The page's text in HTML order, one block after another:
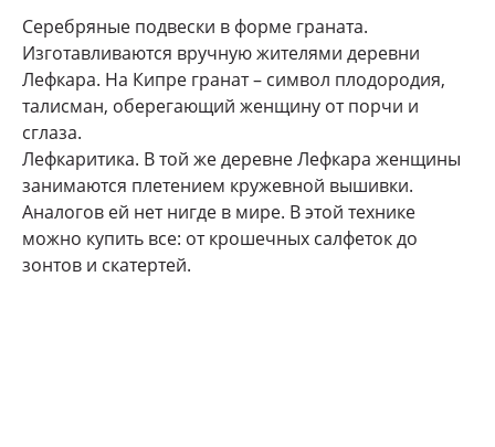
Серебряные подвески в форме граната.
Изготавливаются вручную жителями деревни
Лефкара. На Кипре гранат – символ плодородия,
талисман, оберегающий женщину от порчи и
сглаза.
Лефкаритика. В той же деревне Лефкара женщины
занимаются плетением кружевной вышивки.
Аналогов ей нет нигде в мире. В этой технике
можно купить все: от крошечных салфеток до
зонтов и скатертей.